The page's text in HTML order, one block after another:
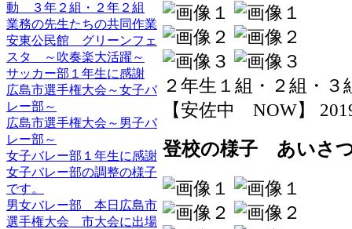
動 ３年２組・２年２組
業務の先生たちの共同作業
安東公民館 グリーンフェ
スタ ～吹奏楽大活躍～
サッカー部１年生に感謝
広島市選手権大会～女子バ
レー部～
広島市選手権大会～男子バ
レー部～
女子バレー部１年生に感謝
女子バレー部の調整の様子
です。
男女バレー部 本日広島市
選手権大会 市大会に出場
２年生１組・２組・
【安佐中 NOW】
登校の様子 あいさ